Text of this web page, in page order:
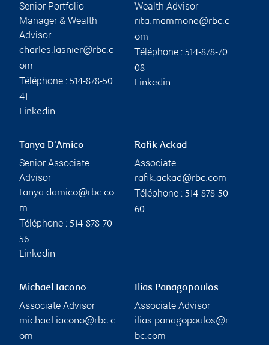
Senior Portfolio
Manager & Wealth
Advisor
charles.lasnier@rbc.c
om
Téléphone : 514-878-50
41
Linkedin
Wealth Advisor
rita.mammone@rbc.c
om
Téléphone : 514-878-70
08
Linkedin
Tanya D'Amico
Senior Associate
Advisor
tanya.damico@rbc.co
m
Téléphone : 514-878-70
56
Linkedin
Rafik Ackad
Associate
rafik.ackad@rbc.com
Téléphone : 514-878-50
60
Michael Iacono
Associate Advisor
michael.iacono@rbc.c
om
Ilias Panagopoulos
Associate Advisor
ilias.panagopoulos@r
bc.com